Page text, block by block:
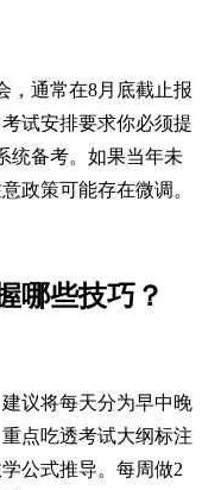
，通常在8月底截止报
试安排要求你必须提
统备考。如果当年未
政策可能存在微调。
哪些技巧？
议将每天分为早中晚
点吃透考试大纲标注
公式推导。每周做2